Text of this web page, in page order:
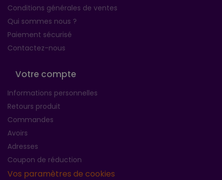
Conditions générales de ventes
Qui sommes nous ?
Paiement sécurisé
Contactez-nous
Votre compte
Informations personnelles
Retours produit
Commandes
Avoirs
Adresses
Coupon de réduction
Vos paramètres de cookies